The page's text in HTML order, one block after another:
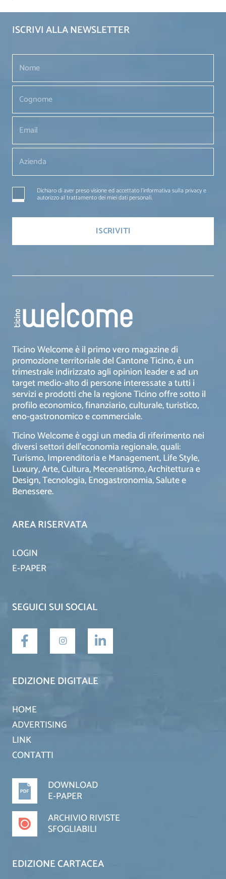
ISCRIVI ALLA NEWSLETTER
Dichiaro di aver preso visione ed accettato l'informativa sulla privacy e
autorizzo al trattamento dei miei dati personali.
Ticino Welcome è il primo vero magazine di
promozione territoriale del Cantone Ticino, è un
trimestrale indirizzato agli opinion leader e ad un
target medio-alto di persone interessate a tutti i
servizi e prodotti che la regione Ticino offre sotto il
profilo economico, finanziario, culturale, turistico,
eno-gastronomico e commerciale.
Ticino Welcome è oggi un media di riferimento nei
diversi settori dell’economia regionale, quali:
Turismo, Imprenditoria e Management, Life Style,
Luxury, Arte, Cultura, Mecenatismo, Architettura e
Design, Tecnologia, Enogastronomia, Salute e
Benessere.
AREA RISERVATA
LOGIN
E-PAPER
SEGUICI SUI SOCIAL
EDIZIONE DIGITALE
HOME
ADVERTISING
LINK
CONTATTI
DOWNLOAD
E-PAPER
ARCHIVIO RIVISTE
SFOGLIABILI
EDIZIONE CARTACEA